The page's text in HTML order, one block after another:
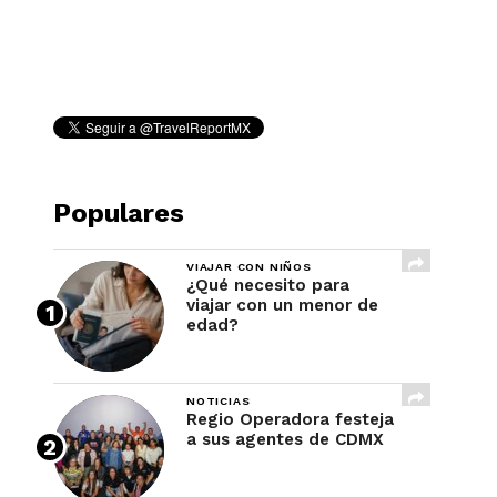
Populares
VIAJAR CON NIÑOS
¿Qué necesito para
viajar con un menor de
edad?
NOTICIAS
Regio Operadora festeja
a sus agentes de CDMX